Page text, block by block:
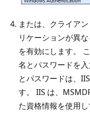
または、クライア
リケーションが異
を有効にします。
名とパスワードを
とパスワードは、
す。 IIS は、
た資格情報を使用